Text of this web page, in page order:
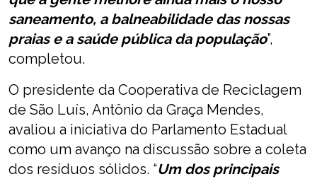
saneamento, a balneabilidade das nossas
praias e a saúde pública da população”,
completou.
O presidente da Cooperativa de Reciclagem
de São Luís, Antônio da Graça Mendes,
avaliou a iniciativa do Parlamento Estadual
como um avanço na discussão sobre a coleta
dos resíduos sólidos. “Um dos principais